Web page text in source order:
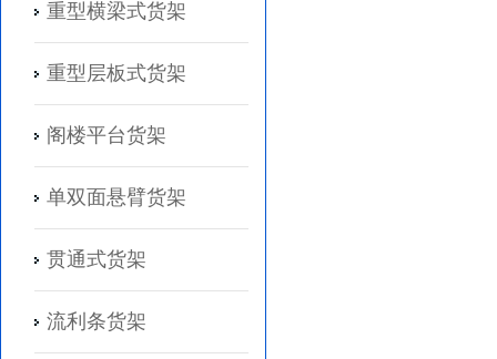
重型横梁式货架
重型层板式货架
阁楼平台货架
单双面悬臂货架
贯通式货架
流利条货架